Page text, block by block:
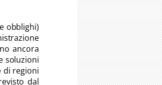
obblighi)
ancora
soluzioni
di regioni
dal